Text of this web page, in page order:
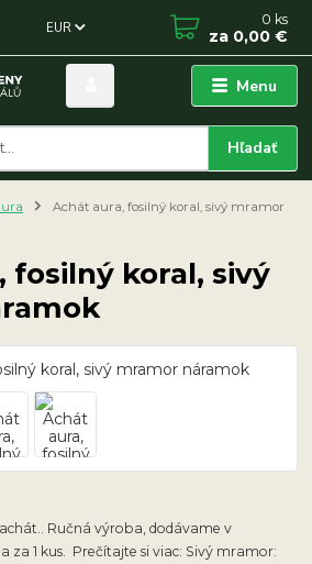
Menu
EUR
Hľadať
0 ks
za 0,00 €
Achát aura, fosilný koral, sivý mramor
fosilný koral, sivý
Ručná výroba, dodávame v
za 1 kus. Prečítajte si viac: Sivý mramor: